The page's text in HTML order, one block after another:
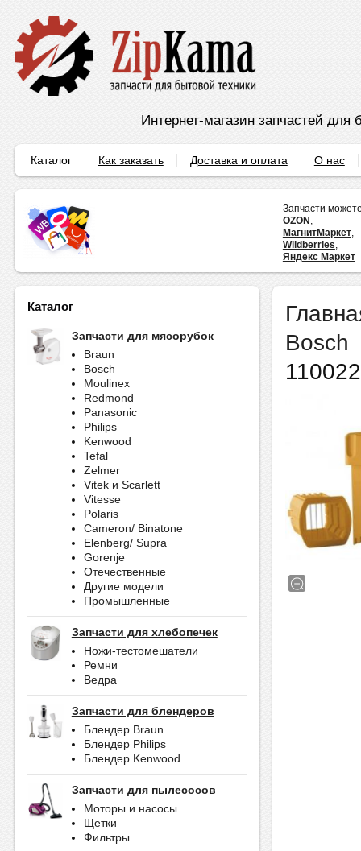
Интернет-магазин запчастей для
Каталог Как заказать Доставка и оплата О нас
Запчасти
OZON ,
МагнитМаркет,
Wildberries,
Яндекс Маркет
Каталог
Запчасти для мясорубок
Braun
Bosch
Moulinex
Redmond
Panasonic
Philips
Kenwood
Tefal
Zelmer
Vitek и Scarlett
Vitesse
Polaris
Cameron/ Binatone
Elenberg/ Supra
Gorenje
Отечественные
Другие модели
Промышленные
Запчасти для хлебопечек
Ножи-тестомешатели
Ремни
Ведра
Запчасти для блендеров
Блендер Braun
Блендер Philips
Блендер Kenwood
Запчасти для пылесосов
Моторы и насосы
Щетки
Фильтры
Bosch